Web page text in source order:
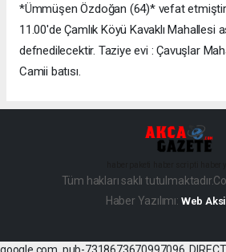
*Ümmüşen Özdoğan (64)* vefat
11.00'de Çamlık Köyü Kavaklı Mahallesi
defnedilecektir. Taziye evi : Çavuşlar
Camii batısı.
Tüm hakları saklı
Haber Yazılımı: Web
google.com, pub-7318673670997096,